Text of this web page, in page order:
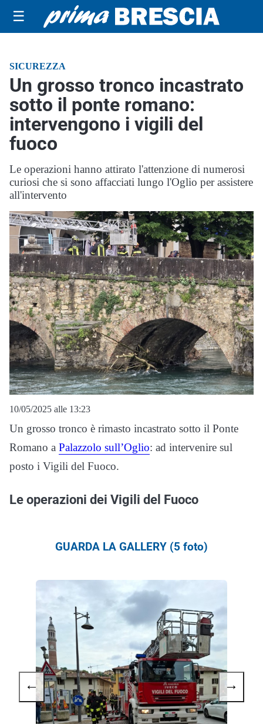
☰
SICUREZZA
Un grosso tronco incastrato
sotto il ponte romano:
intervengono i vigili del
fuoco
Le operazioni hanno attirato l'attenzione di numerosi
curiosi che si sono affacciati lungo l'Oglio per assistere
all'intervento
10/05/2025 alle 13:23
Un grosso tronco è rimasto incastrato sotto il Ponte
Romano a Palazzolo sull’Oglio: ad intervenire sul
posto i Vigili del Fuoco.
Le operazioni dei Vigili del Fuoco
GUARDA LA GALLERY (5 foto)
← →